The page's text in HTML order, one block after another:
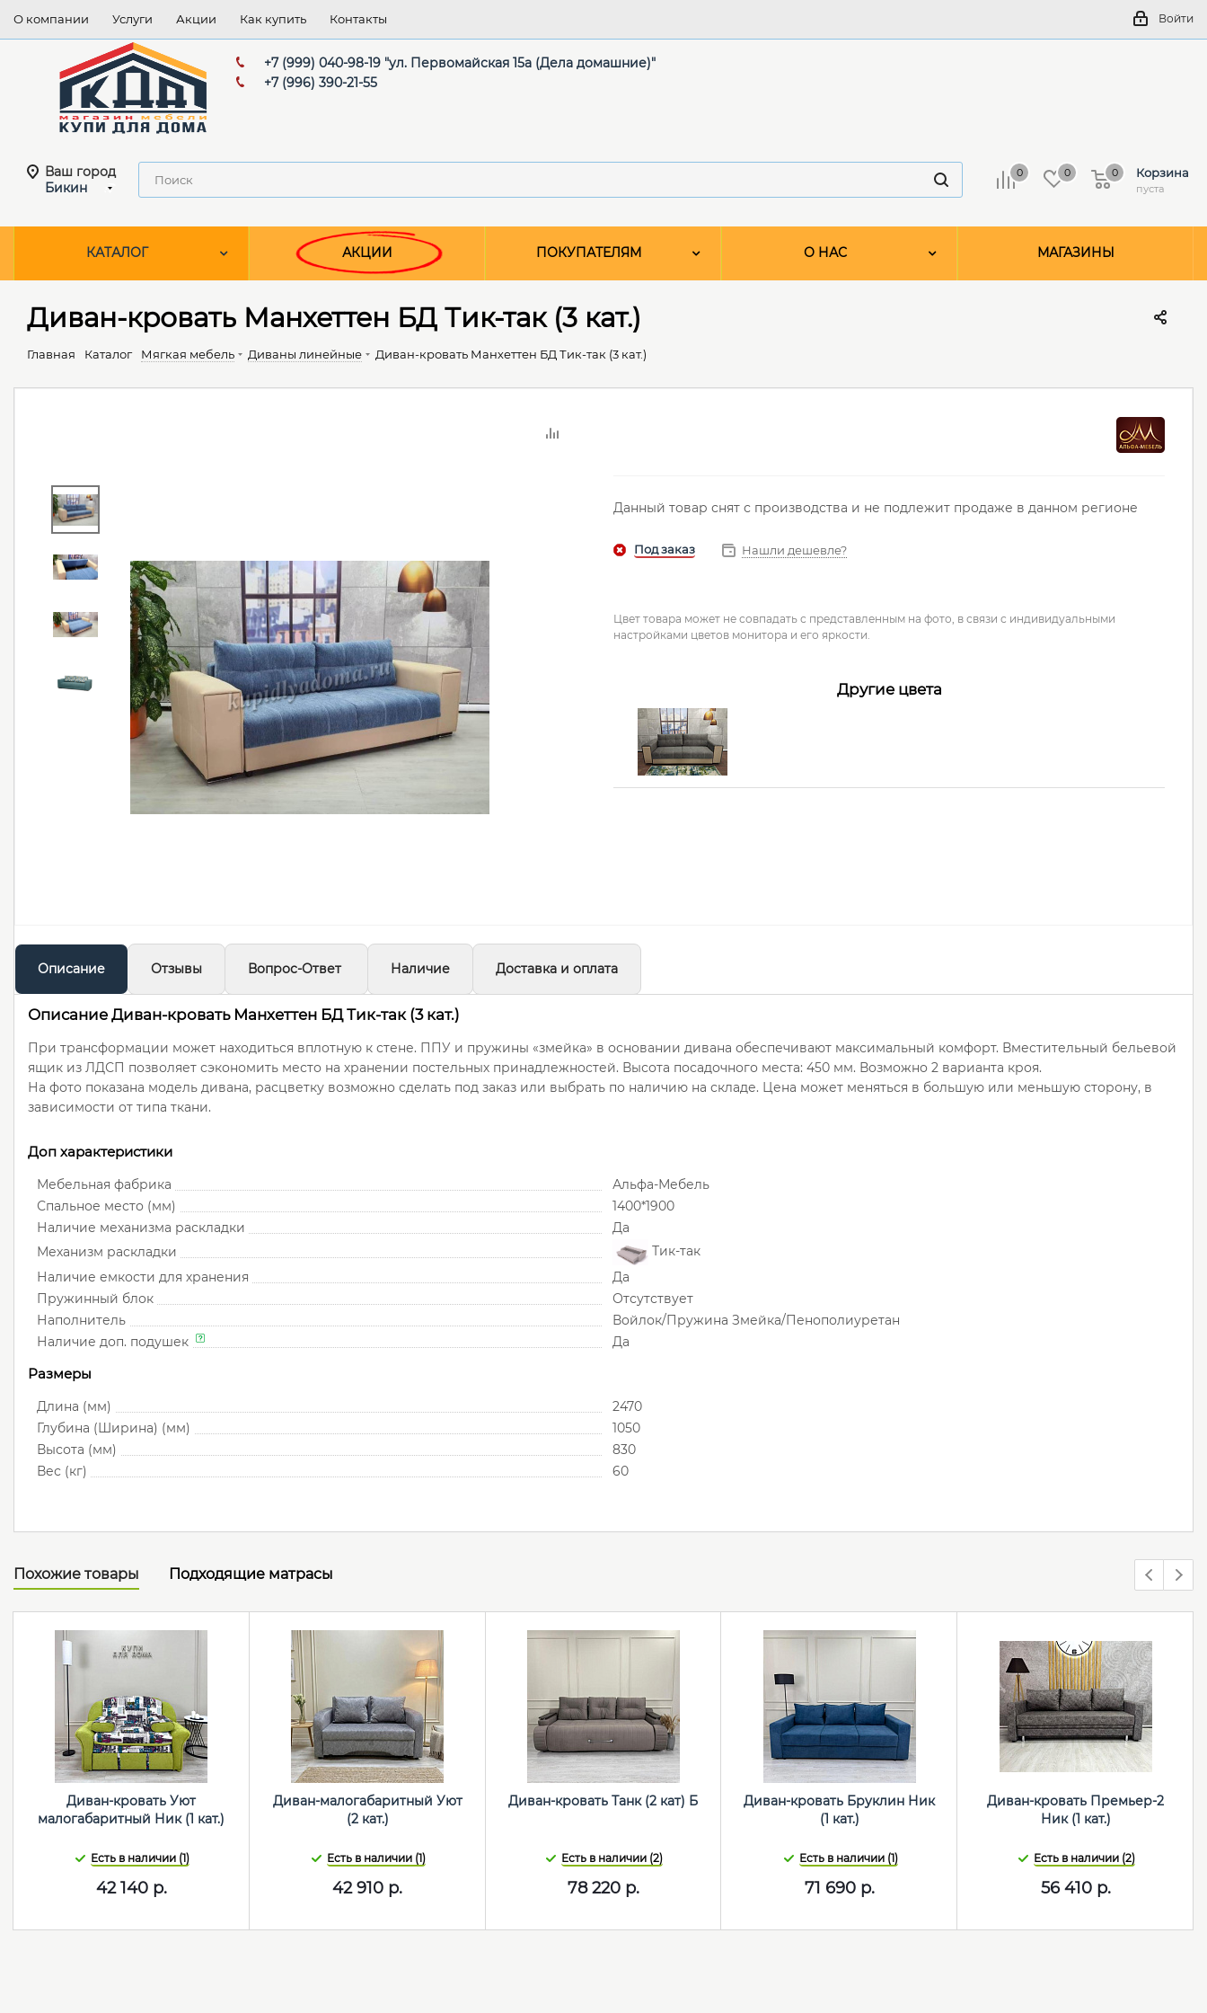
О компании Услуги Акции Как купить Контакты Войти
+7 (999) 040-98-19 "ул. Первомайская 15а (Дела домашние)"
+7 (996) 390-21-55
Ваш город
Бикин
0 0 Корзина
пуста
0
КАТАЛОГ АКЦИИ ПОКУПАТЕЛЯМ О НАС МАГАЗИНЫ
Диван-кровать Манхеттен БД Тик-так (3 кат.)
Главная Каталог Мягкая мебель Диваны линейные Диван-кровать Манхеттен БД Тик-так (3 кат.)
Данный товар снят с производства и не подлежит продаже в данном регионе
Нашли дешевле?
Цвет товара может не совпадать с представленным на фото, в связи с индивидуальными
настройками цветов монитора и его яркости.
Другие цвета
Описание Отзывы Вопрос-Ответ Наличие Доставка и оплата
Описание Диван-кровать Манхеттен БД Тик-так (3 кат.)
При трансформации может находиться вплотную к стене. ППУ и пружины «змейка» в основании дивана обеспечивают максимальный комфорт. Вместительный бельевой
ящик из ЛДСП позволяет сэкономить место на хранении постельных принадлежностей. Высота посадочного места: 450 мм. Возможно 2 варианта кроя.
На фото показана модель дивана, расцветку возможно сделать под заказ или выбрать по наличию на складе. Цена может меняться в большую или меньшую сторону, в
зависимости от типа ткани.
Доп характеристики
Мебельная фабрика
Альфа-Мебель
Спальное место (мм)
1400*1900
Наличие механизма раскладки
Да
Механизм раскладки
Тик-так
Наличие емкости для хранения
Да
Пружинный блок
Отсутствует
Наполнитель
Войлок/Пружина Змейка/Пенополиуретан
Наличие доп. подушек
Да
Размеры
Длина (мм)
2470
Глубина (Ширина) (мм)
1050
Высота (мм)
830
Вес (кг)
60
Похожие товары Подходящие матрасы
Диван-кровать Уют
малогабаритный Ник (1 кат.)
Есть в наличии (1)
42 140р.
Диван-малогабаритный Уют
(2 кат.)
Есть в наличии (1)
42 910 р.
Диван-кровать Танк (2 кат) Б
Есть в наличии (2)
78 220р.
Диван-кровать Бруклин Ник
(1 кат.)
Есть в наличии (1)
71 690р.
Диван-кровать Премьер-2
Ник (1 кат.)
Есть в наличии (2)
56 410р.